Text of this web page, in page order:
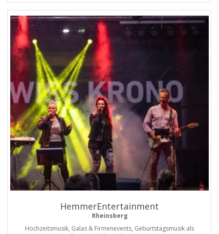
ProArtist
HemmerEntertainment
Rheinsberg
Hochzeitsmusik, Galas & Firmenevents, Geburtstagsmusik als